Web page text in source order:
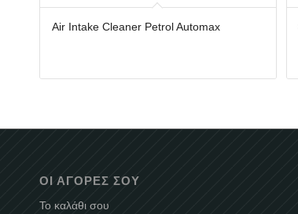
Air Intake Cleaner Petrol Automax
ΟΙ ΑΓΟΡΈΣ ΣΟΥ
Το καλάθι σου